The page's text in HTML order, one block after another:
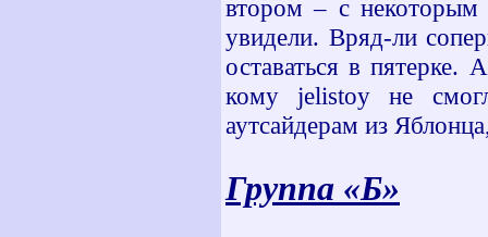
втором – с некоторым
увидели. Вряд-ли
оставаться в
кому jelistoy не
аутсайдерам из
Группа «Б»